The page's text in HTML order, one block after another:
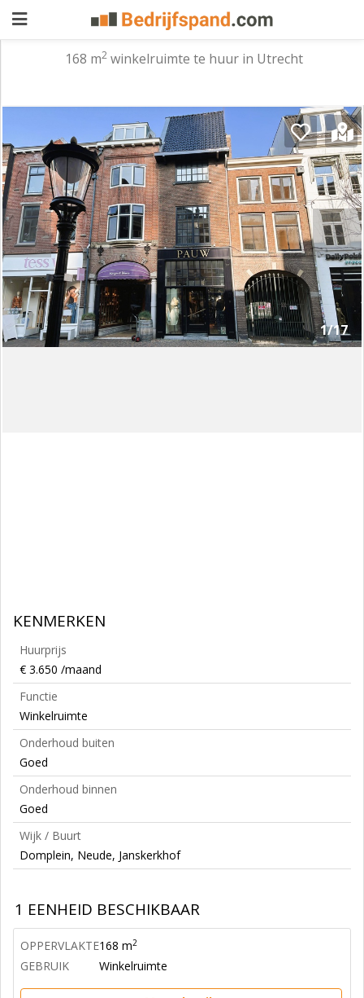
zoeken
Waarom
adverteren
Premium
adverteren
Blog
Registreren
Login
168 m2winkelruimte te huur in Utrecht
1/17
KENMERKEN
Huurprijs
€ 3.650 /maand
Functie
Winkelruimte
Onderhoud buiten
Goed
Onderhoud binnen
Goed
Wijk / Buurt
Domplein, Neude, Janskerkhof
1 EENHEID BESCHIKBAAR
OPPERVLAKTE168 m2
GEBRUIK Winkelruimte